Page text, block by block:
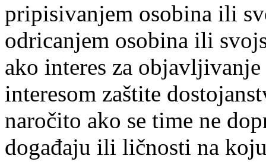
pripisivanjem osobina ili
odricanjem osobina ili
ako interes za
interesom zaštite
naročito ako se time ne
događaju ili ličnosti na